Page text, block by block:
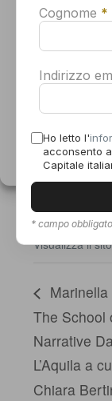
funzionare
MuNDA –
Viale
L'Aquila, AQ
0862 085900
Visualizza il
The School
Narrative
L’Aquila a
Chiara
Cognome *
Indirizzo
Ho letto l'
acconsento
Capitale
* campo